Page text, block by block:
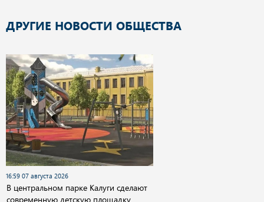
ДРУГИЕ НОВОСТИ ОБЩЕСТВА
16:59 07 августа 2026
В центральном парке Калуги сделают
современную детскую площадку